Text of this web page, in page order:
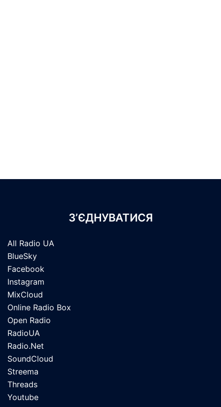
З’ЄДНУВАТИСЯ
All Radio UA
BlueSky
Facebook
Instagram
MixCloud
Online Radio Box
Open Radio
RadioUA
Radio.Net
SoundCloud
Streema
Threads
Youtube